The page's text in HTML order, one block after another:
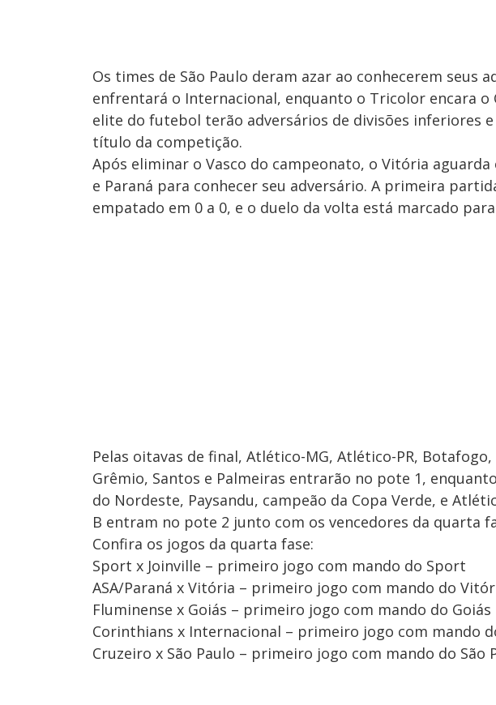
Os times de São Paulo deram azar ao conhecerem seus
enfrentará o Internacional, enquanto o Tricolor encara o
elite do futebol terão adversários de divisões inferiores
título da competição.
Após eliminar o Vasco do campeonato, o Vitória aguarda
e Paraná para conhecer seu adversário. A primeira
empatado em 0 a 0, e o duelo da volta está marcado
Pelas oitavas de final, Atlético-MG, Atlético-PR, Botafogo,
Grêmio, Santos e Palmeiras entrarão no pote 1,
do Nordeste, Paysandu, campeão da Copa Verde, e
B entram no pote 2 junto com os vencedores da quarta
Confira os jogos da quarta fase:
Sport x Joinville – primeiro jogo com mando do Sport
ASA/Paraná x Vitória – primeiro jogo com mando do
Fluminense x Goiás – primeiro jogo com mando do Goiás
Corinthians x Internacional – primeiro jogo com mando
Cruzeiro x São Paulo – primeiro jogo com mando do São